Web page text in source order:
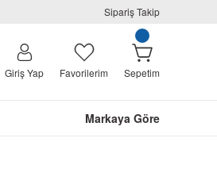
Sipariş Takip
Giriş Yap Favorilerim Sepetim
Markaya Göre